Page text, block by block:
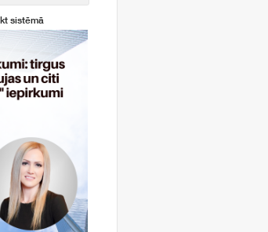
sistēmā